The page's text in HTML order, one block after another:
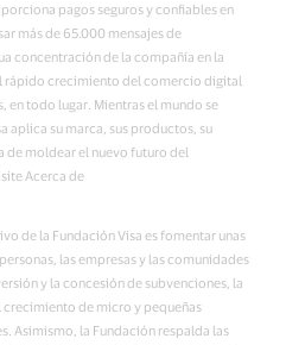
pagos seguros y confiables en
más de 65.000 mensajes de
concentración de la compañía en la
rápido crecimiento del comercio digital
todo lugar. Mientras el mundo se
aplica su marca, sus productos, su
de moldear el nuevo futuro del
Acerca de
de la Fundación Visa es fomentar unas
las empresas y las comunidades
y la concesión de subvenciones, la
de micro y pequeñas
Asimismo, la Fundación respalda las